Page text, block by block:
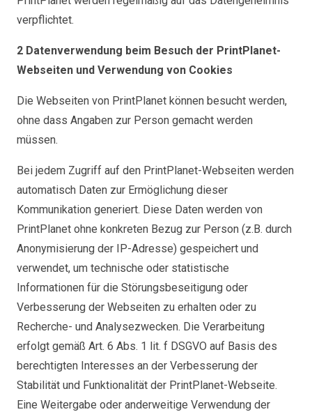
verpflichtet.
2 Datenverwendung beim Besuch der PrintPlanet-
Webseiten und Verwendung von Cookies
Die Webseiten von PrintPlanet können besucht werden,
ohne dass Angaben zur Person gemacht werden
müssen.
Bei jedem Zugriff auf den PrintPlanet-Webseiten werden
automatisch Daten zur Ermöglichung dieser
Kommunikation generiert. Diese Daten werden von
PrintPlanet ohne konkreten Bezug zur Person (z.B. durch
Anonymisierung der IP-Adresse) gespeichert und
verwendet, um technische oder statistische
Informationen für die Störungsbeseitigung oder
Verbesserung der Webseiten zu erhalten oder zu
Recherche- und Analysezwecken. Die Verarbeitung
erfolgt gemäß Art. 6 Abs. 1 lit. f DSGVO auf Basis des
berechtigten Interesses an der Verbesserung der
Stabilität und Funktionalität der PrintPlanet-Webseite.
Eine Weitergabe oder anderweitige Verwendung der